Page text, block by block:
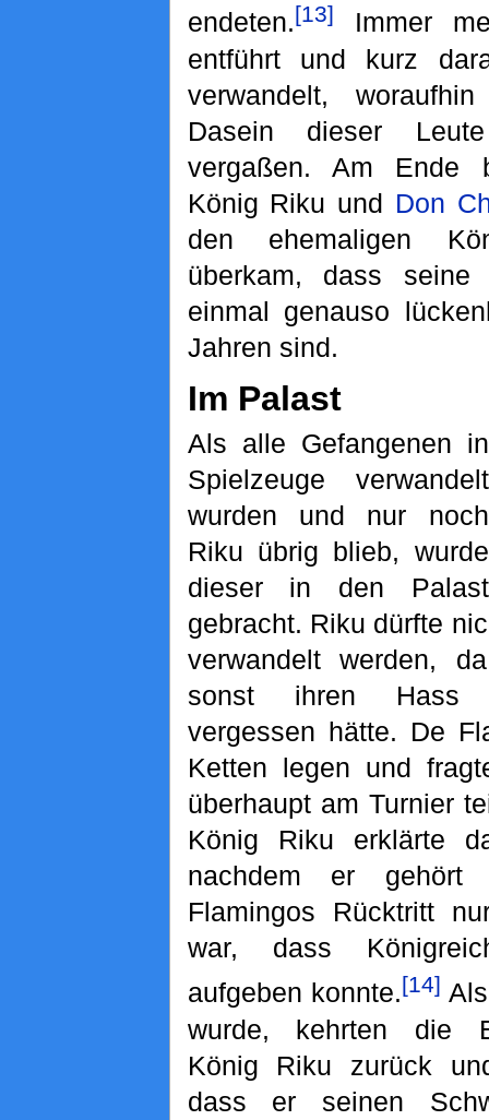
endeten.[13]
Immer
entführt und kurz
verwandelt,
Dasein dieser
vergaßen. Am Ende
König Riku und Don
den ehemaligen
überkam, dass seine
einmal genauso
Jahren sind.
Im Palast
Als alle Gefangenen in
Spielzeuge verwandelt
wurden und nur noch
Riku übrig blieb, wurde
dieser in den Palast
gebracht. Riku dürfte
verwandelt werden,
sonst ihren Hass
vergessen hätte. De
Ketten legen und
überhaupt am Turnier
König Riku erklärte
nachdem er
Flamingos Rücktritt
war, dass
aufgeben konnte.[14]
wurde, kehrten die
König Riku zurück
dass er seinen